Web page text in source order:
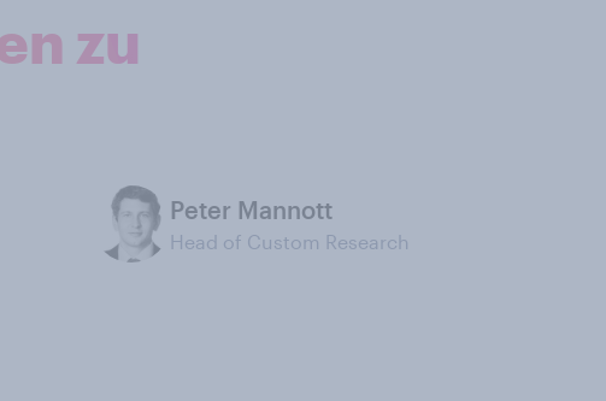
zu
Peter Mannott
Head of Custom Research